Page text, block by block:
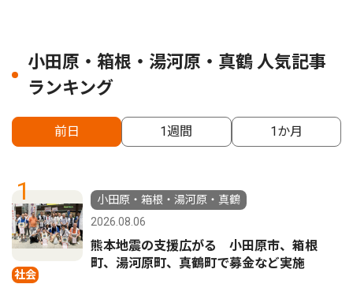
小田原・箱根・湯河原・真鶴 人気記事
ランキング
前日 1週間 1か月
1
社会
小田原・箱根・湯河原・真鶴
2026.08.06
熊本地震の支援広がる 小田原市、箱根
町、湯河原町、真鶴町で募金など実施